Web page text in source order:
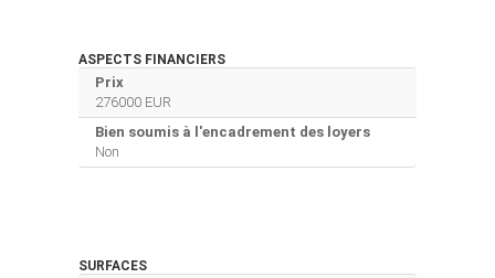
ASPECTS FINANCIERS
Prix
276000 EUR
Bien soumis à l'encadrement des loyers
Non
SURFACES